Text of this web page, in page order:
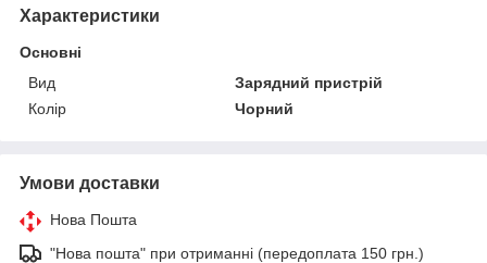
Характеристики
Основні
Вид
Зарядний пристрій
Колір
Чорний
Умови доставки
Нова Пошта
"Нова пошта" при отриманні (передоплата 150 грн.)